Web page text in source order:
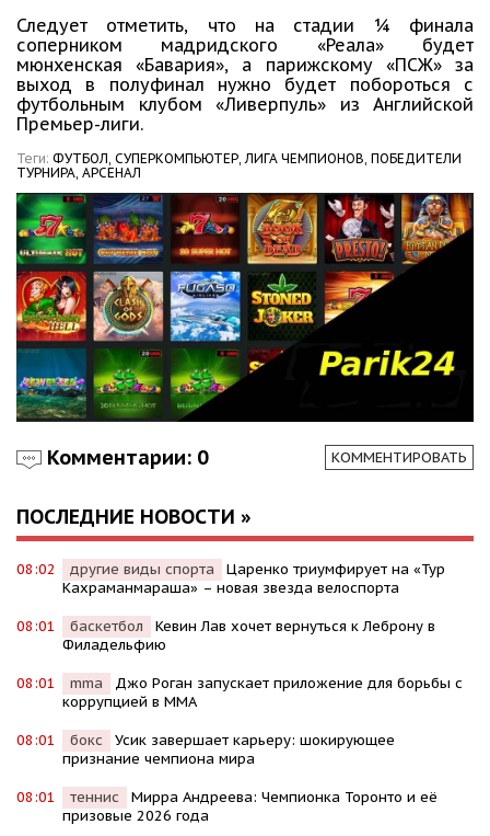
Следует отметить, что на стадии ¼ финала
соперником мадридского «Реала» будет
мюнхенская «Бавария», а парижскому «ПСЖ» за
выход в полуфинал нужно будет побороться с
футбольным клубом «Ливерпуль» из Английской
Премьер-лиги.
Теги: ФУТБОЛ, СУПЕРКОМПЬЮТЕР, ЛИГА ЧЕМПИОНОВ, ПОБЕДИТЕЛИ
ТУРНИРА, АРСЕНАЛ
Комментарии: 0 КОММЕНТИРОВАТЬ
ПОСЛЕДНИЕ НОВОСТИ »
08:02 другие виды спорта
Царенко триумфирует на «Тур
Кахраманмараша» – новая звезда велоспорта
08:01 баскетбол
Кевин Лав хочет вернуться к Леброну в
Филадельфию
08:01 mma
Джо Роган запускает приложение для борьбы с
коррупцией в MMA
08:01 бокс
Усик завершает карьеру: шокирующее
признание чемпиона мира
08:01 теннис
Мирра Андреева: Чемпионка Торонто и её
призовые 2026 года